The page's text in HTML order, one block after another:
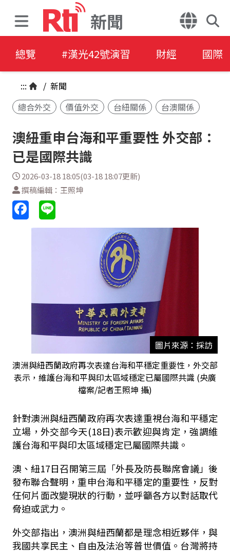
新聞
總覽 #漢光42號演習 財經 國際
::: / 新聞
總合外交
價值外交 台紐關係 台澳關係
澳紐重申台海和平重要性 外交部：
已是國際共識
2026-03-18 18:05(03-18 18:07更新)
撰稿編輯：王照坤
圖片來源：採訪
澳洲與紐西蘭政府再次表達台海和平穩定重要性，外交部
表示，維護台海和平與印太區域穩定已屬國際共識 (央廣
檔案/記者王照坤 攝)
針對澳洲與紐西蘭政府再次表達重視台海和平穩定
立場，外交部今天(18日)表示歡迎與肯定，強調維
護台海和平與印太區域穩定已屬國際共識。
澳、紐17日召開第三屆「外長及防長聯席會議」後
發布聯合聲明，重申台海和平穩定的重要性，反對
任何片面改變現狀的行動，並呼籲各方以對話取代
脅迫或武力。
外交部指出，澳洲與紐西蘭都是理念相近夥伴，與
我國共享民主、自由及法治等普世價值。台灣將持